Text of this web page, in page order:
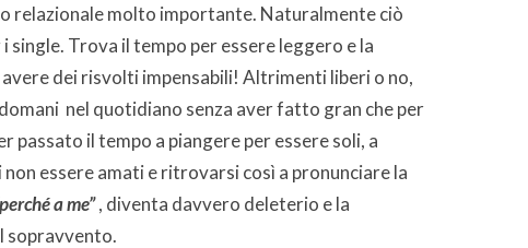
relazionale molto importante. Naturalmente ciò
single. Trova il tempo per essere leggero e la
dei risvolti impensabili! Altrimenti liberi o no,
nel quotidiano senza aver fatto gran che per
passato il tempo a piangere per essere soli, a
essere amati e ritrovarsi così a pronunciare la
a me”, diventa davvero deleterio e la
sopravvento.